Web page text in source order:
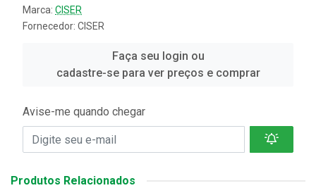
Marca: CISER
Fornecedor: CISER
Faça seu login ou
cadastre-se para ver preços e comprar
Avise-me quando chegar
Produtos Relacionados